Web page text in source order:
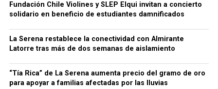
Fundación Chile Violines y SLEP Elqui invitan a concierto
solidario en beneficio de estudiantes damnificados
La Serena restablece la conectividad con Almirante
Latorre tras más de dos semanas de aislamiento
“Tía Rica” de La Serena aumenta precio del gramo de oro
para apoyar a familias afectadas por las lluvias